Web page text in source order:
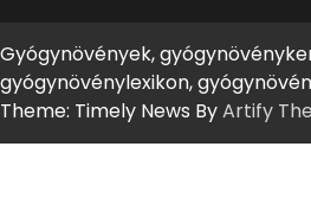
Gyógynövények,
gyógynövénylexikon,
Theme: Timely News ByArtify